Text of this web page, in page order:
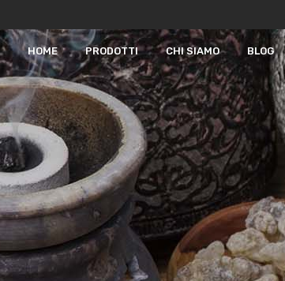
HOME PRODOTTI CHI SIAMO BLOG